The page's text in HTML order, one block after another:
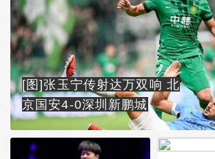
[图]张玉宁传射达万双响 北
京国安4-0深圳新鹏城